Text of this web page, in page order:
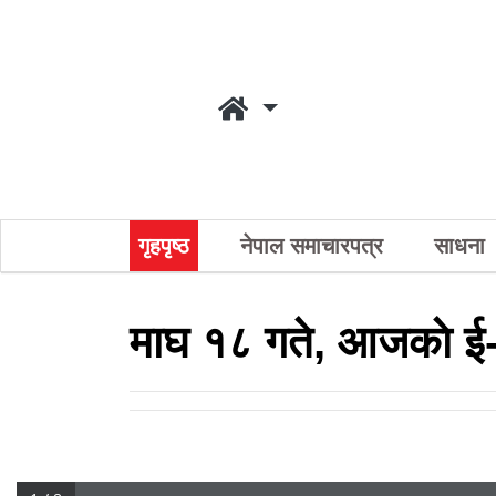
गृहपृष्ठ नेपाल समाचारपत्र साधना
माघ १८ गते, आजकाे